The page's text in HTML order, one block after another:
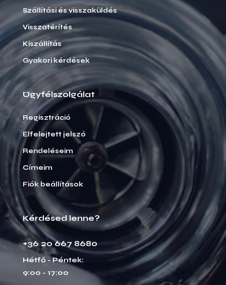
Szállítási és visszaküldés
Visszatérítés
Kiszállítás
Gyakori kérdések
Ügyfélszolgálat
Regisztráció
Elfelejtett jelszó
Rendeléseim
Címeim
Fiók beállítások
Kérdésed lenne?
+36 20 667 8680
Hétfő - Péntek:
9:00 - 17:00